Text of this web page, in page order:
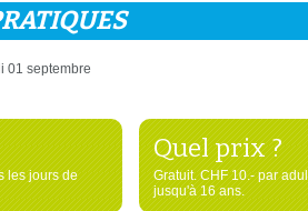
01 septembre
les jours de
Quel prix ?
Gratuit. CHF 10.- par
jusqu'à 16 ans.